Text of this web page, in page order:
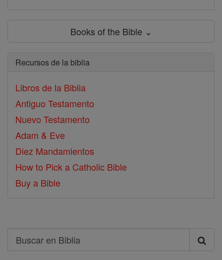
Books of the Bible ⌄
Recursos de la biblia
Libros de la Biblia
Antiguo Testamento
Nuevo Testamento
Adam & Eve
Diez Mandamientos
How to Pick a Catholic Bible
Buy a Bible
Search
Buscar